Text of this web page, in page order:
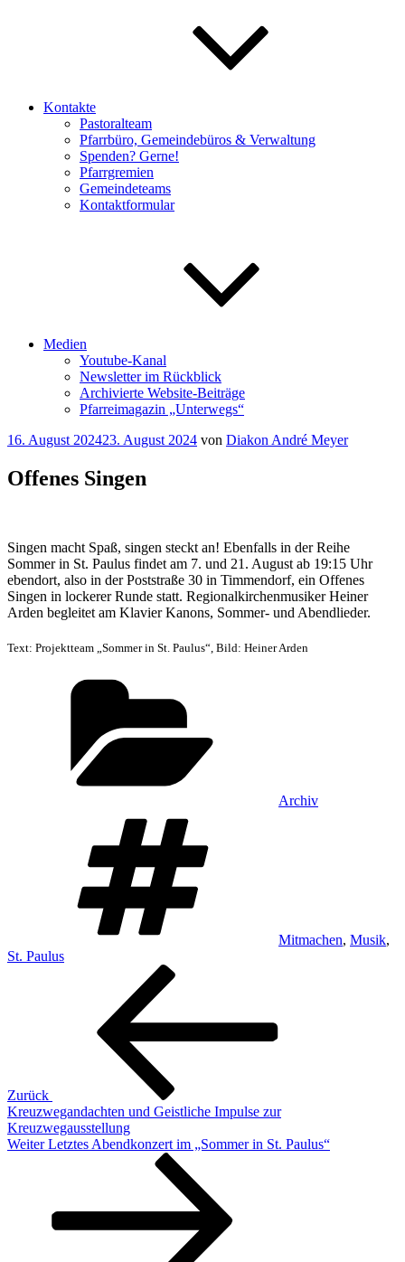
Kontakte
Pastoralteam
Pfarrbüro, Gemeindebüros & Verwaltung
Spenden? Gerne!
Pfarrgremien
Gemeindeteams
Kontaktformular
Medien
Youtube-Kanal
Newsletter im Rückblick
Archivierte Website-Beiträge
Pfarreimagazin „Unterwegs“
Veröffentlicht
16. August 202423. August 2024 von Diakon André Meyer
Offenes Singen
Singen macht Spaß, singen steckt an! Ebenfalls in der Reihe
Sommer in St. Paulus findet am 7. und 21. August ab 19:15 Uhr
ebendort, also in der Poststraße 30 in Timmendorf, ein Offenes
Singen in lockerer Runde statt. Regionalkirchenmusiker Heiner
Arden begleitet am Klavier Kanons, Sommer- und Abendlieder.
Text: Projektteam „Sommer in St. Paulus“, Bild: Heiner Arden
Archiv
Mitmachen, Musik,
St. Paulus
Beitragsnavigation
Zurück
Kreuzwegandachten und Geistliche Impulse zur
Kreuzwegausstellung
Nächster
Weiter Letztes Abendkonzert im „Sommer in St. Paulus“